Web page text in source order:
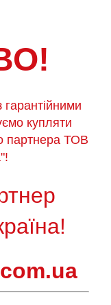
купляти
партнера ТОВ